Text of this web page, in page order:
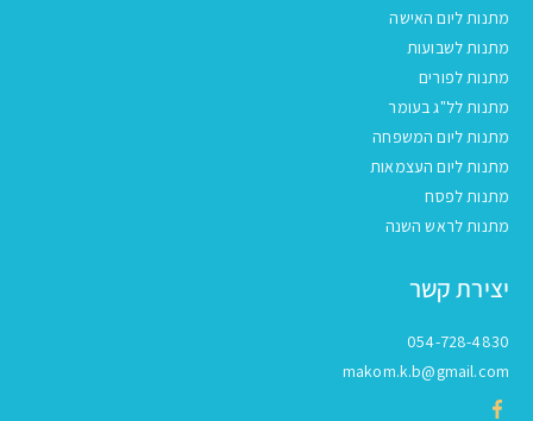
מתנות ליום האישה
מתנות לשבועות
מתנות לפורים
מתנות לל"ג בעומר
מתנות ליום המשפחה
מתנות ליום העצמאות
מתנות לפסח
מתנות לראש השנה
יצירת קשר
054-728-4830
makom.k.b@gmail.com